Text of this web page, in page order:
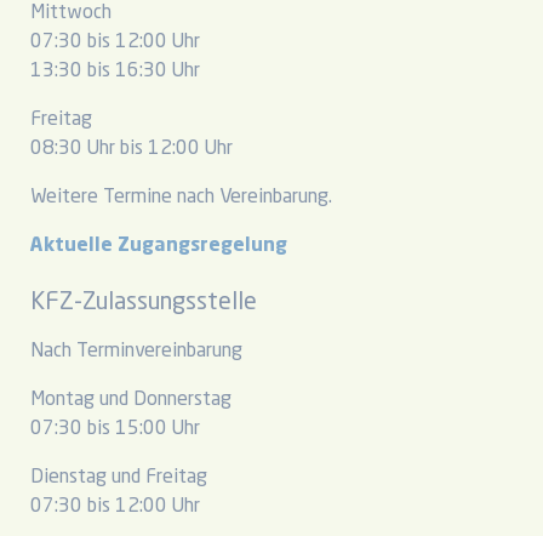
Mittwoch
07:30 bis 12:00 Uhr
13:30 bis 16:30 Uhr
Freitag
08:30 Uhr bis 12:00 Uhr
Weitere Termine nach Vereinbarung.
Aktuelle Zugangsregelung
KFZ-Zulassungsstelle
Nach Terminvereinbarung
Montag und Donnerstag
07:30 bis 15:00 Uhr
Dienstag und Freitag
07:30 bis 12:00 Uhr